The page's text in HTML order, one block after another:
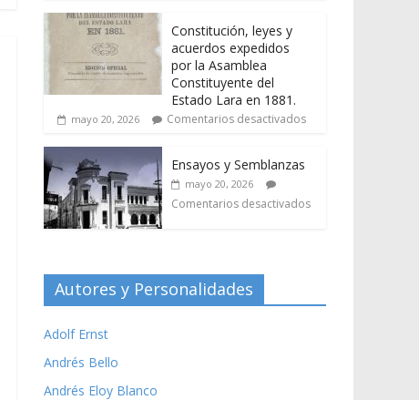
Constitución, leyes y
acuerdos expedidos
por la Asamblea
Constituyente del
Estado Lara en 1881.
mayo 20, 2026 Comentarios desactivados
Ensayos y Semblanzas
mayo 20, 2026
Comentarios desactivados
Autores y Personalidades
Adolf Ernst
Andrés Bello
Andrés Eloy Blanco